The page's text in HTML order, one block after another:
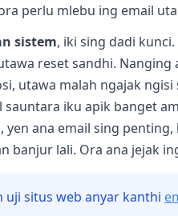
perlu mlebu ing email
sistem, iki sing dadi
reset sandhi.
utawa malah ngajak
sauntara iku apik banget
yen ana email sing
banjur lali. Ora ana jejak
uji situs web anyar kanthi